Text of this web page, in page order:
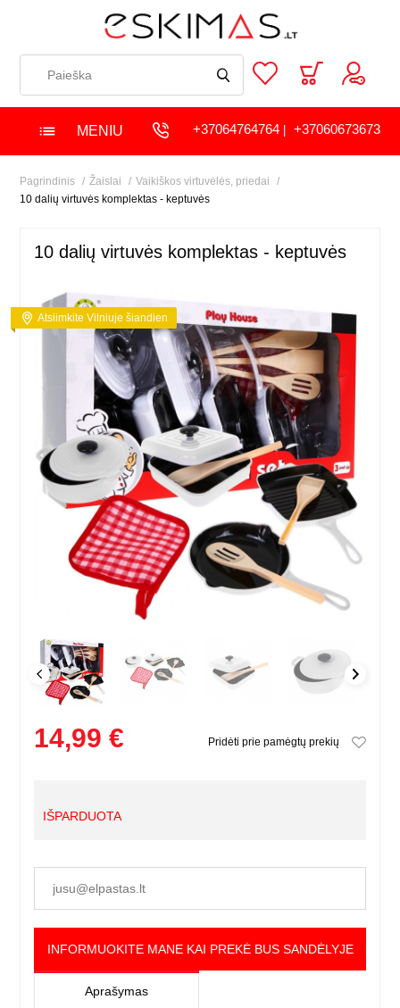
MENIU +37064764764| +37060673673
Pagrindinis Žaislai
Vaikiškos virtuvėlės, priedai
10 dalių virtuvės komplektas - keptuvės
10 dalių virtuvės komplektas - keptuvės
Atsiimkite Vilniuje šiandien
14,99 € Pridėti prie pamėgtų prekių
IŠPARDUOTA
INFORMUOKITE MANE KAI PREKĖ BUS SANDĖLYJE
Aprašymas